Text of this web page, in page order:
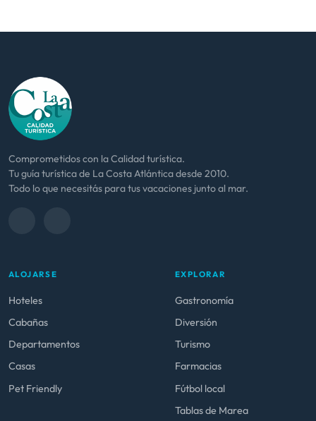
Comprometidos con la Calidad turística.
Tu guía turística de La Costa Atlántica desde 2010.
Todo lo que necesitás para tus vacaciones junto al mar.
ALOJARSE
Hoteles
Cabañas
Departamentos
Casas
Pet Friendly
EXPLORAR
Gastronomía
Diversión
Turismo
Farmacias
Fútbol local
Tablas de Marea